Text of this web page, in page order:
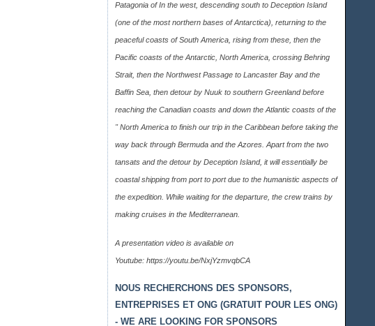
Patagonia of In the west, descending south to Deception Island
(one of the most northern bases of Antarctica), returning to the
peaceful coasts of South America, rising from these, then the
Pacific coasts of the Antarctic, North America, crossing Behring
Strait, then the Northwest Passage to Lancaster Bay and the
Baffin Sea, then detour by Nuuk to southern Greenland before
reaching the Canadian coasts and down the Atlantic coasts of the
" North America to finish our trip in the Caribbean before taking the
way back through Bermuda and the Azores. Apart from the two
tansats and the detour by Deception Island, it will essentially be
coastal shipping from port to port due to the humanistic aspects of
the expedition. While waiting for the departure, the crew trains by
making cruises in the Mediterranean.
A presentation video is available on
Youtube: https://youtu.be/NxjYzmvqbCA
NOUS RECHERCHONS DES SPONSORS,
ENTREPRISES ET ONG (GRATUIT POUR LES ONG)
- WE ARE LOOKING FOR SPONSORS